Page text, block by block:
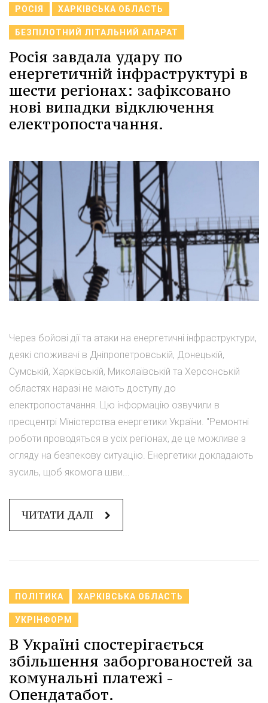
РОСІЯ ХАРКІВСЬКА ОБЛАСТЬ
БЕЗПІЛОТНИЙ ЛІТАЛЬНИЙ АПАРАТ
Росія завдала удару по
енергетичній інфраструктурі в
шести регіонах: зафіксовано
нові випадки відключення
електропостачання.
Через бойові дії та атаки на енергетичні інфраструктури,
деякі споживачі в Дніпропетровській, Донецькій,
Сумській, Харківській, Миколаївській та Херсонській
областях наразі не мають доступу до
електропостачання. Цю інформацію озвучили в
пресцентрі Міністерства енергетики України. "Ремонтні
роботи проводяться в усіх регіонах, де це можливе з
огляду на безпекову ситуацію. Енергетики докладають
зусиль, щоб якомога шви...
ЧИТАТИ ДАЛІ
ПОЛІТИКА ХАРКІВСЬКА ОБЛАСТЬ
УКРІНФОРМ
В Україні спостерігається
збільшення заборгованостей за
комунальні платежі -
Опендатабот.